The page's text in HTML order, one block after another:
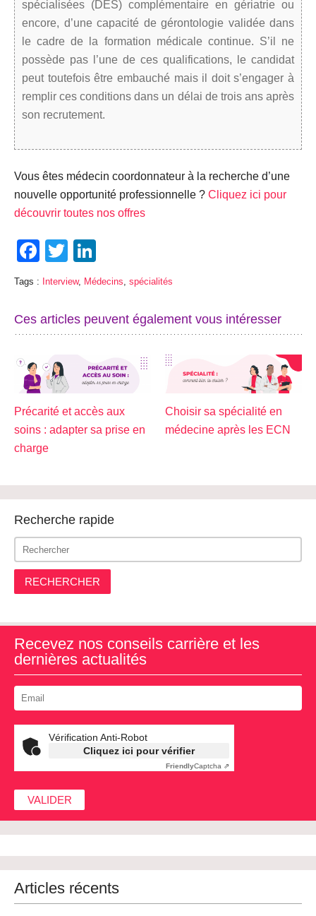
spécialisées (DES) complémentaire en gériatrie ou
encore, d’une capacité de gérontologie validée dans
le cadre de la formation médicale continue. S’il ne
possède pas l’une de ces qualifications, le candidat
peut toutefois être embauché mais il doit s’engager à
remplir ces conditions dans un délai de trois ans après
son recrutement.
Vous êtes médecin coordonnateur à la recherche d’une
nouvelle opportunité professionnelle ? Cliquez ici pour
découvrir toutes nos offres
Facebook
Twitter
Tags : Interview, Médecins, spécialités
Ces articles peuvent également vous intéresser
Précarité et accès aux
soins : adapter sa prise en
charge
Choisir sa spécialité en
médecine après les ECN
Recherche rapide
RECHERCHER
Recevez nos conseils carrière et les
dernières actualités
Vérification Anti-Robot
Cliquez ici pour vérifier
FriendlyCaptcha ⇗
Articles récents